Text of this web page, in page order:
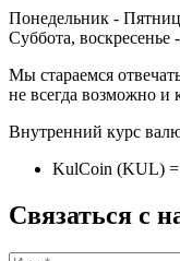
Понедельник -
Суббота,
Мы стараемся
не всегда возможно
Внутренний курс
KulCoin (KUL)
Связаться с